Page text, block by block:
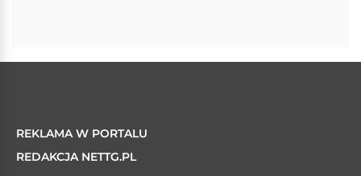
REKLAMA W PORTALU
REDAKCJA NETTG.PL